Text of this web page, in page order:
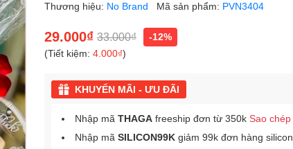
Thương hiệu: No Brand Mã sản phẩm: PVN3404
29.000₫ 33.000₫
-12%
(Tiết kiệm: 4.000₫)
KHUYẾN MÃI - ƯU ĐÃI
Nhập mã THAGA freeship đơn từ 350k Sao chép
Nhập mã SILICON99K giảm 99k đơn hàng silicon